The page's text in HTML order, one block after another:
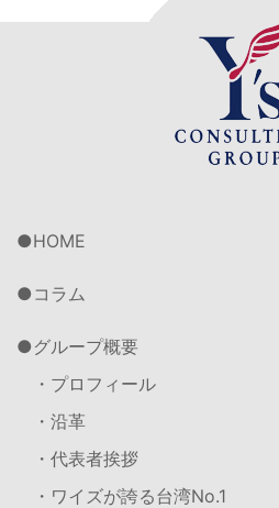
HOME
コラム
グループ概要
・プロフィール
・沿革
・代表者挨拶
・ワイズが誇る台湾No.1